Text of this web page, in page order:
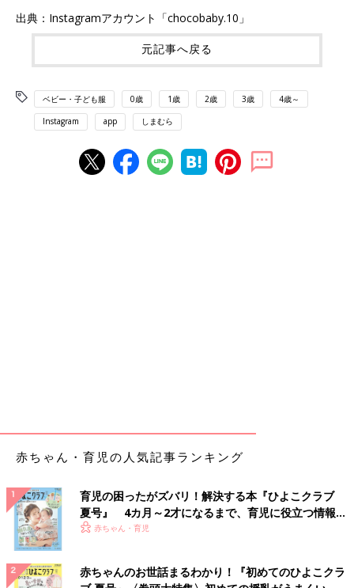
出典：Instagramアカウント「chocobaby.10」
元記事へ戻る
ベビー・子ども服 0歳 1歳 2歳 3歳 4歳～
Instagram app しまむら
赤ちゃん・育児の人気記事ランキング
育児の困ったがズバリ！解決する本『ひよこクラブ
夏号』 4カ月～2才になるまで、育児に役立つ情報が
いっぱい！
赤ちゃん・育児
赤ちゃんのお世話まるわかり！『初めてのひよこクラ